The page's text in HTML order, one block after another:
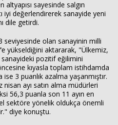
sayesinde salgın
iyi değerlendirerek sanayide yeni
dile getirdi.
seviyesinde olan sanayinin milli
yükseldiğini aktararak, "Ülkemiz,
pozitif eğilimini
kıyasla toplam istihdamda
3 puanlık azalma yaşanmıştır.
nisan ayı satın alma müdürleri
56,3 puanla son 11 ayın en
sektöre yönelik oldukça önemli
diye konuştu.